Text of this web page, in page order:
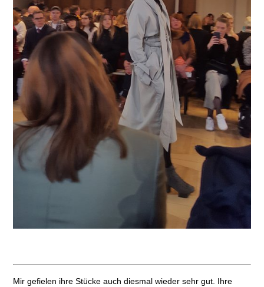
Mir gefielen ihre Stücke auch diesmal wieder sehr gut. Ihre